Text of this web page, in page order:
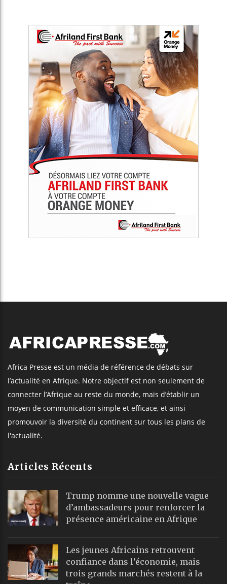
Africa Presse est un média de référence de débats sur
l’actualité en Afrique. Notre objectif est non seulement de
connecter l’Afrique au reste du monde, mais d’établir un
moyen de communication simple et efficace, et ainsi
promouvoir la diversité du continent sur tous les plans de
l'actualité.
Articles Récents
Trump nomme une nouvelle vague
d’ambassadeurs pour renforcer la
présence américaine en Afrique
Les jeunes Africains retrouvent
confiance dans l’économie, mais
trois grands marchés restent à la